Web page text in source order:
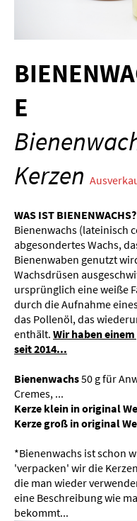
E
Kerzen
WAS IST BIENENWACHS?
Bienenwachs (lateinisch
abgesondertes Wachs,
Bienenwaben genutzt
Wachsdrüsen
ursprünglich eine weiße
durch die Aufnahme
das Pollenöl, das
enthält. Wir haben
seit 2014...
Bienenwachs50 g für
Cremes, ...
Kerze klein in original
Kerze groß in original
*Bienenwachs ist schon
'verpacken' wir die
die man wieder
eine Beschreibung wie
bekommt...